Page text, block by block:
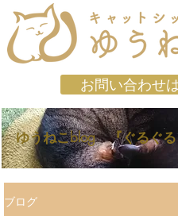
お問い合わせ
ゆうねこblog 『ぐるぐ
ブログ